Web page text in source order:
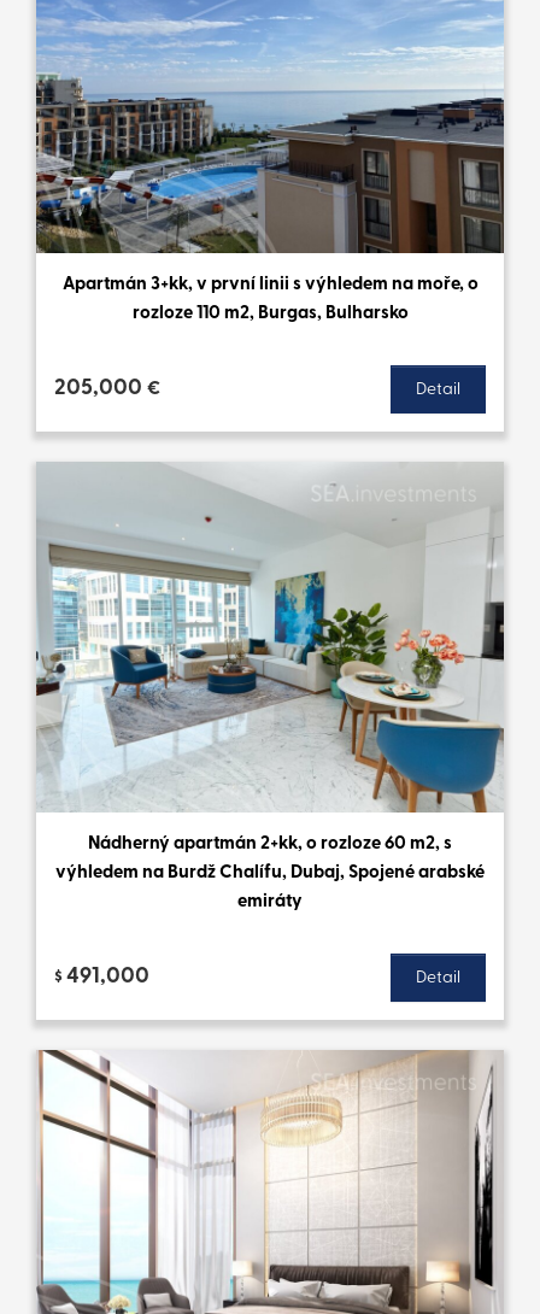
Apartmán 3+kk, v první linii s výhledem na moře, o
rozloze 110 m2, Burgas, Bulharsko
205,000 € Detail
Nádherný apartmán 2+kk, o rozloze 60 m2, s
výhledem na Burdž Chalífu, Dubaj, Spojené arabské
emiráty
$ 491,000 Detail